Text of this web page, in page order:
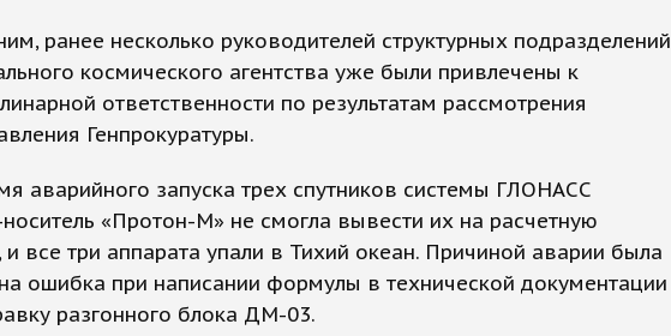
ранее несколько руководителей структурных подразделений
космического агентства уже были привлечены к
ответственности по результатам рассмотрения
Генпрокуратуры.
аварийного запуска трех спутников системы ГЛОНАСС
носитель «Протон-М» не смогла вывести их на расчетную
и все три аппарата упали в Тихий океан. Причиной аварии была
ошибка при написании формулы в технической документации
разгонного блока ДМ-03.